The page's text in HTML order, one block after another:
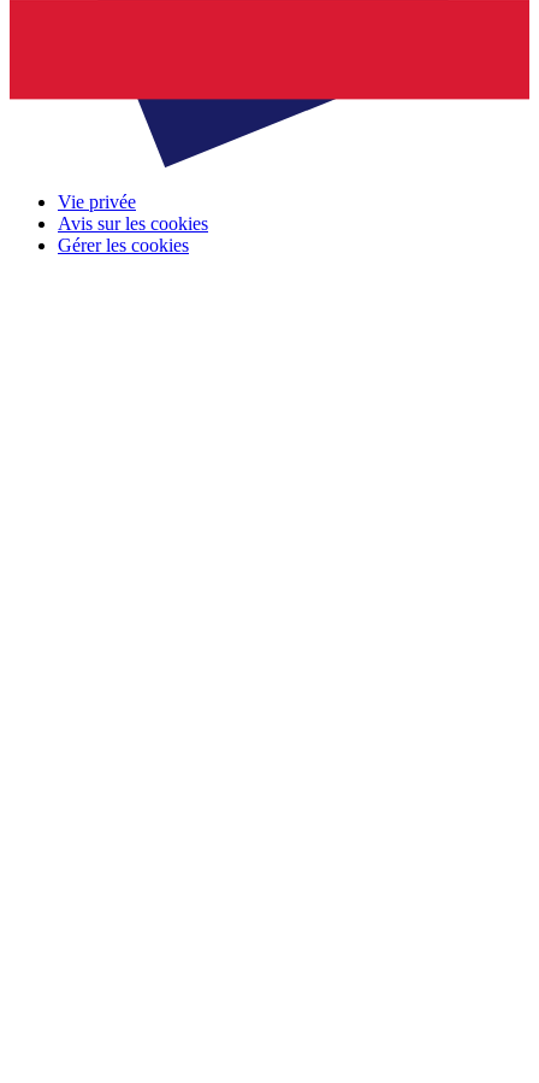
Vie privée
Avis sur les cookies
Gérer les cookies